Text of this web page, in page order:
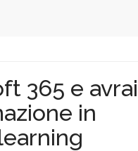
365 e avrai
in